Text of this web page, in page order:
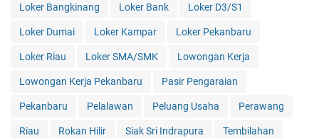
Loker Bangkinang Loker Bank Loker D3/S1
Loker Dumai Loker Kampar Loker Pekanbaru
Loker Riau Loker SMA/SMK Lowongan Kerja
Lowongan Kerja Pekanbaru Pasir Pengaraian
Pekanbaru Pelalawan Peluang Usaha Perawang
Riau Rokan Hilir Siak Sri Indrapura Tembilahan